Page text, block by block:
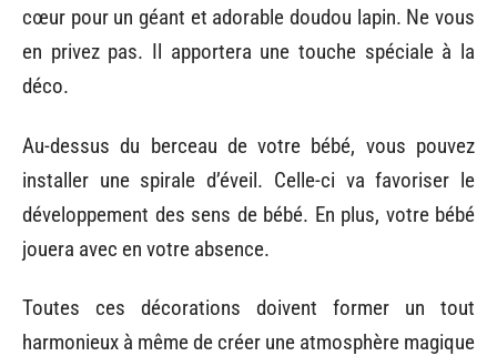
cœur pour un géant et adorable doudou lapin. Ne vous
en privez pas. Il apportera une touche spéciale à la
déco.
Au-dessus du berceau de votre bébé, vous pouvez
installer une spirale d’éveil. Celle-ci va favoriser le
développement des sens de bébé. En plus, votre bébé
jouera avec en votre absence.
Toutes ces décorations doivent former un tout
harmonieux à même de créer une atmosphère magique